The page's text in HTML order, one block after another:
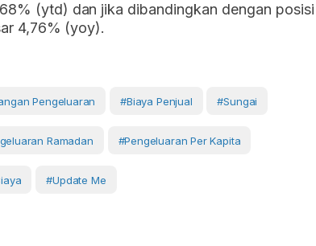
(ytd) dan jika dibandingkan dengan posisi
4,76% (yoy).
Pengeluaran #biaya Penjual #sungai
Ramadan #Pengeluaran Per Kapita
#Update Me